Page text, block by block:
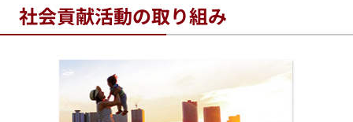
社会貢献活動の取り組み